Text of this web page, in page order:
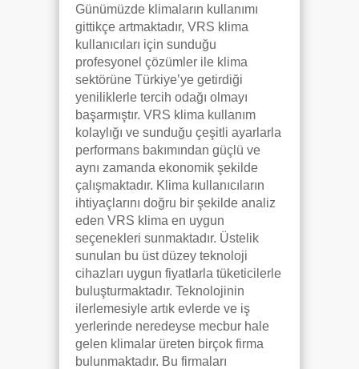
Günümüzde klimaların kullanımı
gittikçe artmaktadır, VRS klima
kullanıcıları için sunduğu
profesyonel çözümler ile klima
sektörüne Türkiye’ye getirdiği
yeniliklerle tercih odağı olmayı
başarmıştır. VRS klima kullanım
kolaylığı ve sunduğu çeşitli ayarlarla
performans bakımından güçlü ve
aynı zamanda ekonomik şekilde
çalışmaktadır. Klima kullanıcıların
ihtiyaçlarını doğru bir şekilde analiz
eden VRS klima en uygun
seçenekleri sunmaktadır. Üstelik
sunulan bu üst düzey teknoloji
cihazları uygun fiyatlarla tüketicilerle
buluşturmaktadır. Teknolojinin
ilerlemesiyle artık evlerde ve iş
yerlerinde neredeyse mecbur hale
gelen klimalar üreten birçok firma
bulunmaktadır. Bu firmaları